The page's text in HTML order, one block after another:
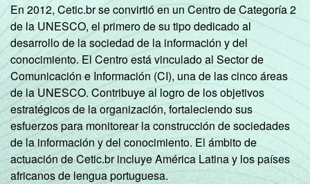
En 2012, Cetic.br se convirtió en un Centro de Categoría 2
de la UNESCO, el primero de su tipo dedicado al
desarrollo de la sociedad de la información y del
conocimiento. El Centro está vinculado al Sector de
Comunicación e Información (CI), una de las cinco áreas
de la UNESCO. Contribuye al logro de los objetivos
estratégicos de la organización, fortaleciendo sus
esfuerzos para monitorear la construcción de sociedades
de la información y del conocimiento. El ámbito de
actuación de Cetic.br incluye América Latina y los países
africanos de lengua portuguesa.